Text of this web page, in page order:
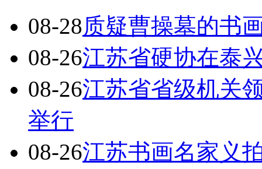
08-28质疑曹操墓的书
08-26江苏省硬协在泰
08-26江苏省省级机关
举行
08-26江苏书画名家义